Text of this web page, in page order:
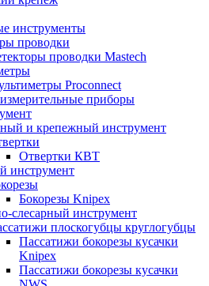
инструменты
проводки
проводки Mastech
Proconnect
приборы
и крепежный инструмент
Отвертки КВТ
инструмент
Бокорезы Knipex
слесарный инструмент
плоскогубцы круглогубцы
Пассатижи бокорезы кусачки
Knipex
Пассатижи бокорезы кусачки